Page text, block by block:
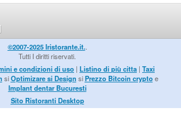
©2007-2025 Iristorante.it..
Tutti I diritti riservati.
e condizioni di uso | Listino di più citta | Taxi
siOptimizare si Design siPrezzo Bitcoin cryptoe
Implant dentar Bucuresti
Sito Ristoranti Desktop